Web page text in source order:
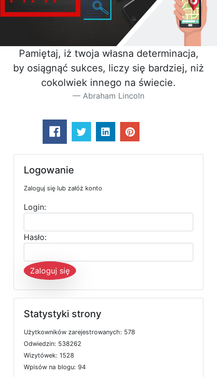
Pamiętaj, iż twoja własna determinacja,
by osiągnąć sukces, liczy się bardziej, niż
cokolwiek innego na świecie.
Abraham Lincoln
Logowanie
Zaloguj się lub załóż konto
Login:
Hasło:
Zaloguj się
Statystyki strony
Użytkowników zarejestrowanych: 578
Odwiedzin: 538262
Wizytówek: 1528
Wpisów na blogu: 94